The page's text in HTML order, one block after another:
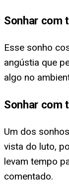
Sonhar com
Esse sonho
angústia que
algo no
Sonhar com
Um dos
vista do luto,
levam tempo
comentado.